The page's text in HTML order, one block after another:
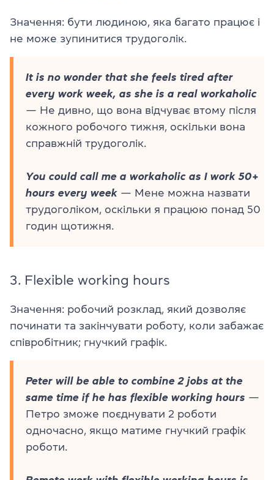
Значення: бути людиною, яка багато працює і
не може зупинитися трудоголік.
It is no wonder that she feels tired after
every work week, as she is a real workaholic
— Не дивно, що вона відчуває втому після
кожного робочого тижня, оскільки вона
справжній трудоголік.
You could call me a workaholic as I work 50+
hours every week — Мене можна назвати
трудоголіком, оскільки я працюю понад 50
годин щотижня.
3. Flexible working hours
Значення: робочий розклад, який дозволяє
починати та закінчувати роботу, коли забажає
співробітник; гнучкий графік.
Peter will be able to combine 2 jobs at the
same time if he has flexible working hours —
Петро зможе поєднувати 2 роботи
одночасно, якщо матиме гнучкий графік
роботи.